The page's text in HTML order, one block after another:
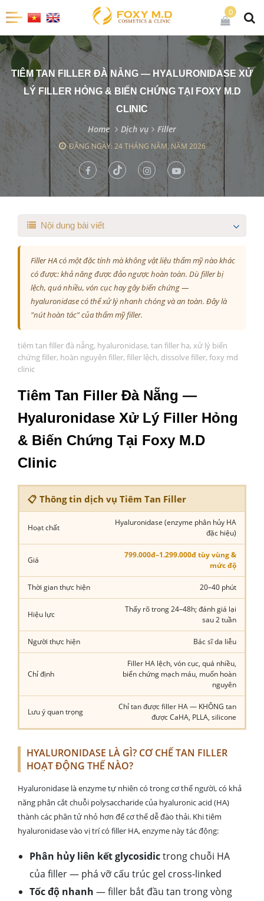
0
TIÊM TAN FILLER ĐÀ NẴNG — HYALURONIDASE XỬ
LÝ FILLER HỎNG & BIẾN CHỨNG TẠI FOXY M.D
CLINIC
Home Dịch vụ Filler
ĐĂNG NGÀY: 24 THÁNG NĂM, NĂM 2026
Nội dung bài viết
Filler HA có một đặc tính mà không vật liệu thẩm mỹ nào khác
có được: khả năng được đảo ngược hoàn toàn. Dù filler bị
lệch, quá nhiều, vón cục hay gây biến chứng —
hyaluronidase có thể xử lý nhanh chóng và an toàn. Đây là
"nút hoàn tác" của thẩm mỹ filler.
tiêm tan filler đà nẵng, hyaluronidase, tan filler ha, xử lý biến
chứng filler, hoàn nguyên filler, filler lệch, dissolve filler, foxy md
clinic
Tiêm Tan Filler Đà Nẵng —
Hyaluronidase Xử Lý Filler Hỏng
& Biến Chứng Tại Foxy M.D
Clinic
📋 Thông tin dịch vụ Tiêm Tan Filler
Hoạt chất
Hyaluronidase (enzyme phân hủy HA
đặc hiệu)
Giá
799.000đ–1.299.000đ tùy vùng &
mức độ
Thời gian thực hiện 20–40 phút
Hiệu lực
Thấy rõ trong 24–48h; đánh giá lại
sau 2 tuần
Người thực hiện Bác sĩ da liễu
Chỉ định
Filler HA lệch, vón cục, quá nhiều,
biến chứng mạch máu, muốn hoàn
nguyên
Lưu ý quan trọng
Chỉ tan được filler HA — KHÔNG tan
được CaHA, PLLA, silicone
HYALURONIDASE LÀ GÌ? CƠ CHẾ TAN FILLER
HOẠT ĐỘNG THẾ NÀO?
Hyaluronidase là enzyme tự nhiên có trong cơ thể người, có khả
năng phân cắt chuỗi polysaccharide của hyaluronic acid (HA)
thành các phân tử nhỏ hơn để cơ thể dễ đào thải. Khi tiêm
hyaluronidase vào vị trí có filler HA, enzyme này tác động:
Phân hủy liên kết glycosidictrong chuỗi HA
của filler — phá vỡ cấu trúc gel cross-linked
Tốc độ nhanh — filler bắt đầu tan trong vòng